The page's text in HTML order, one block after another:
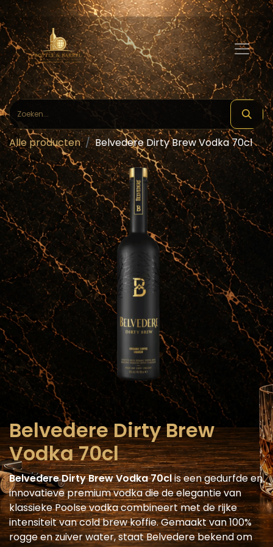
Alle producten Belvedere Dirty Brew Vodka 70cl
Belvedere Dirty Brew
Vodka 70cl
Belvedere Dirty Brew Vodka 70clis een gedurfde en
innovatieve premium vodka die de elegantie van
klassieke Poolse vodka combineert met de rijke
intensiteit van cold brew koffie. Gemaakt van 100%
rogge en zuiver water, staat Belvedere bekend om